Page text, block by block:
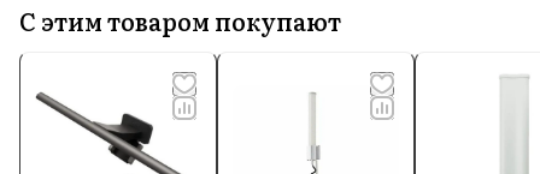
С этим товаром покупают